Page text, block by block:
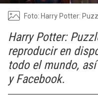
Foto: Harry Potter:
Harry Potter:
reproducir en
todo el mundo,
y Facebook.